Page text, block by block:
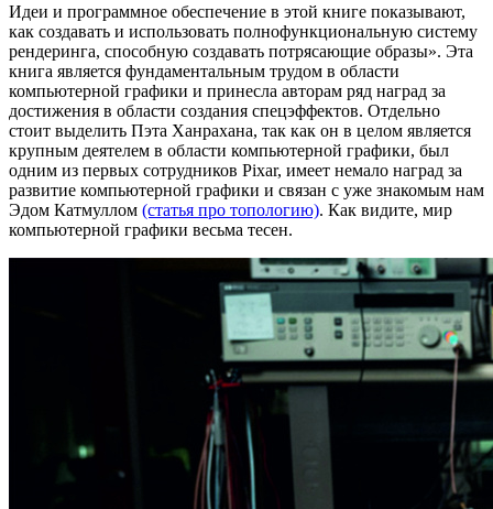
Идеи и программное обеспечение в этой книге показывают,
как создавать и использовать полнофункциональную систему
рендеринга, способную создавать потрясающие образы». Эта
книга является фундаментальным трудом в области
компьютерной графики и принесла авторам ряд наград за
достижения в области создания спецэффектов. Отдельно
стоит выделить Пэта Ханрахана, так как он в целом является
крупным деятелем в области компьютерной графики, был
одним из первых сотрудников Pixar, имеет немало наград за
развитие компьютерной графики и связан с уже знакомым нам
Эдом Катмуллом (статья про топологию). Как видите, мир
компьютерной графики весьма тесен.